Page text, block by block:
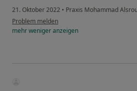
21. Oktober 2022 • Praxis Mohammad
Problem melden
mehrwenigeranzeigen